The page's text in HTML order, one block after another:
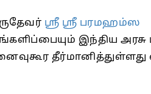
ஸ்ரீ ஸ்ரீ பரமஹம்ஸ
இந்திய